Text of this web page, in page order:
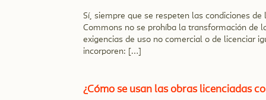
Sí, siempre que se respeten las condiciones
Commons no se prohíba la transformación de
exigencias de uso no comercial o de licenciar
incorporen: […]
¿Cómo se usan las obras licenciadas